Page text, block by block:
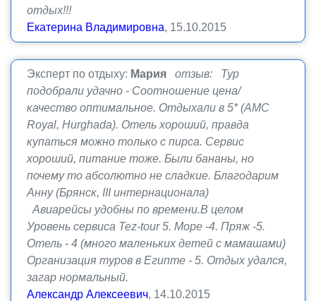
отдых!!!
Екатерина Владимировна, 15.10.2015
Эксперт по отдыху: Мария
отзыв: Тур
подобрали удачно - Соотношение цена/
качество оптимальное. Отдыхали в 5* (AMC
Royal, Hurghada). Отель хороший, правда
купаться можно только с пирса. Сервис
хороший, питание тоже. Были бананы, но
почему то абсолютно не сладкие. Благодарим
Анну (Брянск, III интернационала)
Авиарейсы удобны по времени.В целом
Уровень сервиса Tez-tour 5. Море -4. Пряж -5.
Отель - 4 (много маленьких детей с мамашами)
Организация туров в Египте - 5. Отдых удался,
загар нормальный.
Александр Алексеевич, 14.10.2015